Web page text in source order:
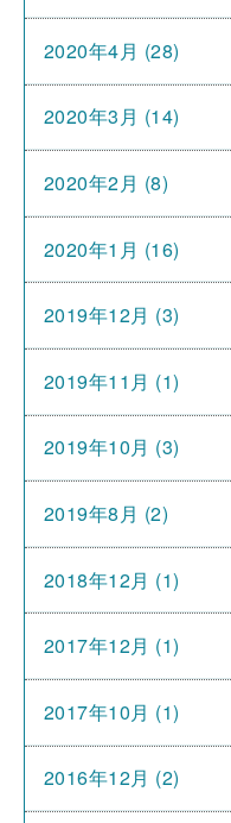
2020年4月 (28)
2020年3月 (14)
2020年2月 (8)
2020年1月 (16)
2019年12月 (3)
2019年11月 (1)
2019年10月 (3)
2019年8月 (2)
2018年12月 (1)
2017年12月 (1)
2017年10月 (1)
2016年12月 (2)